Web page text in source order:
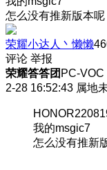
怎么没有推新版本
荣耀小达人丶懒懒
评论 举报
荣耀答答团 PC-VOC
2-28 16:52:43 属地
我的msgic7
怎么没有推新